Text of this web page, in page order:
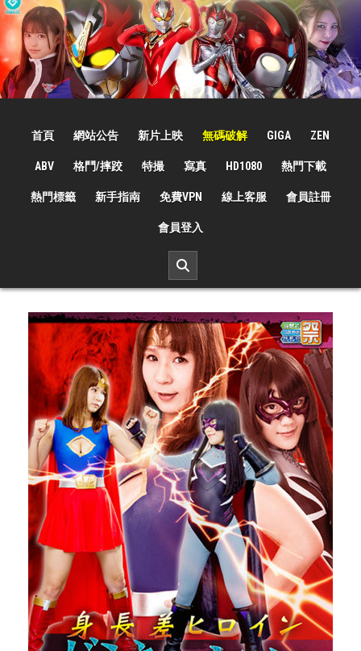
Skip
to
content
首頁 網站公告 新片上映 無碼破解 GIGA ZEN
ABV 格鬥/摔跤 特撮 寫真 HD1080 熱門下載
熱門標籤 新手指南 免費VPN 線上客服 會員註冊
會員登入